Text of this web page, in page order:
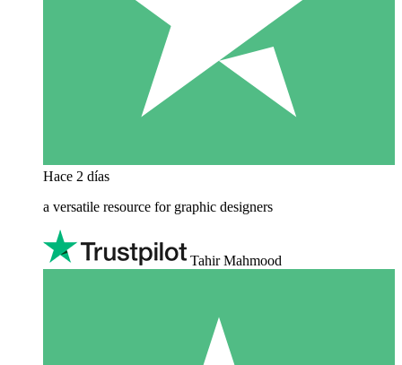
Hace 2 días
a versatile resource for graphic designers
Tahir Mahmood